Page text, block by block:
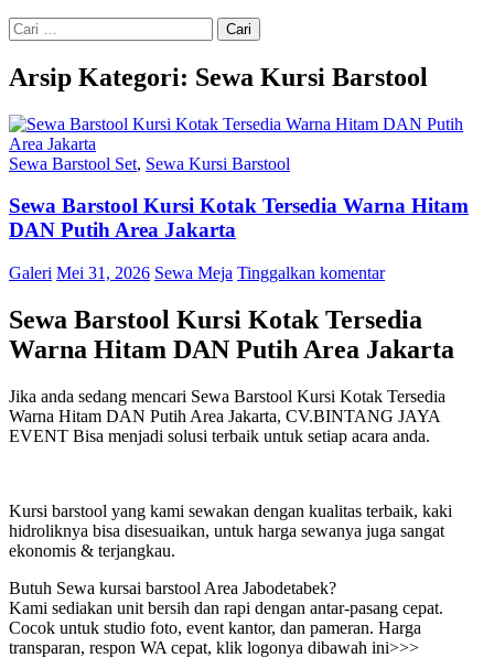
Cari
untuk:
Arsip Kategori: Sewa Kursi Barstool
Sewa Barstool Set, Sewa Kursi Barstool
Sewa Barstool Kursi Kotak Tersedia Warna Hitam
DAN Putih Area Jakarta
Galeri Mei 31, 2026 Sewa Meja Tinggalkan komentar
Sewa Barstool Kursi Kotak Tersedia
Warna Hitam DAN Putih Area Jakarta
Jika anda sedang mencari Sewa Barstool Kursi Kotak Tersedia
Warna Hitam DAN Putih Area Jakarta, CV.BINTANG JAYA
EVENT Bisa menjadi solusi terbaik untuk setiap acara anda.
Kursi barstool yang kami sewakan dengan kualitas terbaik, kaki
hidroliknya bisa disesuaikan, untuk harga sewanya juga sangat
ekonomis & terjangkau.
Butuh Sewa kursai barstool Area Jabodetabek?
Kami sediakan unit bersih dan rapi dengan antar-pasang cepat.
Cocok untuk studio foto, event kantor, dan pameran. Harga
transparan, respon WA cepat, klik logonya dibawah ini>>>